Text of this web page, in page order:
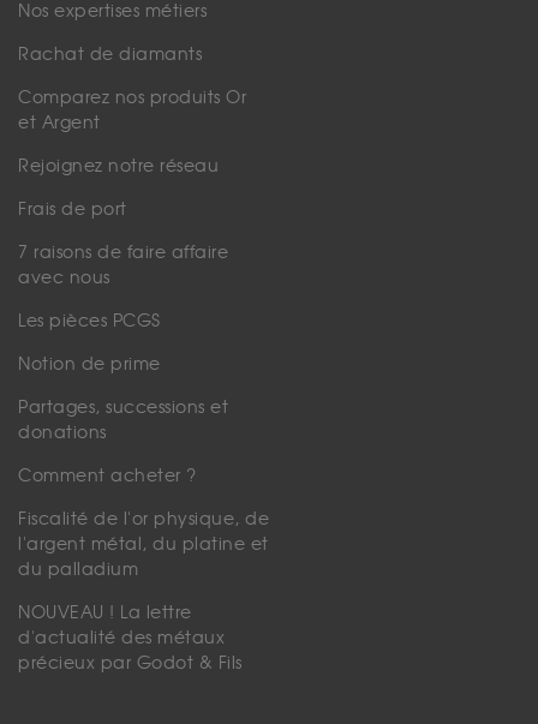
Nos expertises métiers
Rachat de diamants
Comparez nos produits Or
et Argent
Rejoignez notre réseau
Frais de port
7 raisons de faire affaire
avec nous
Les pièces PCGS
Notion de prime
Partages, successions et
donations
Comment acheter ?
Fiscalité de l'or physique, de
l'argent métal, du platine et
du palladium
NOUVEAU ! La lettre
d'actualité des métaux
précieux par Godot & Fils